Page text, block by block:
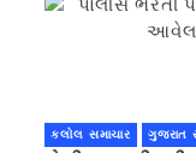
કલોલ સમાચાર ગુજરાત